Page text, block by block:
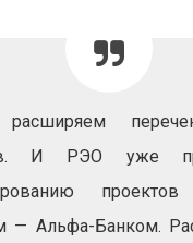
И РЭО уже
— Альфа-Банком.